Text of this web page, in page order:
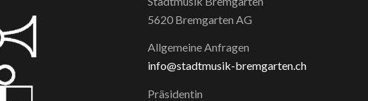
5620 Bremgarten AG
Allgemeine Anfragen
info@stadtmusik-bremgarten.ch
Präsidentin